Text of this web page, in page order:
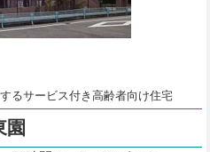
るサービス付き高齢者向け住宅
園